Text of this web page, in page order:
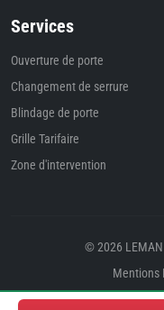
Services
Ouverture de porte
Changement de serrure
Blindage de porte
Grille Tarifaire
Zone d'intervention
© 2026 LEMAN
Mentions